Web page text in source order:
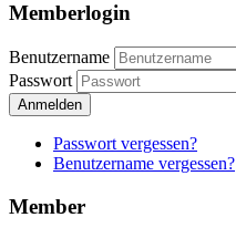
Memberlogin
Benutzername
Passwort
Anmelden
Passwort vergessen?
Benutzername vergessen?
Member